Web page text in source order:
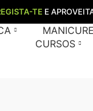
TE E
CURSOS